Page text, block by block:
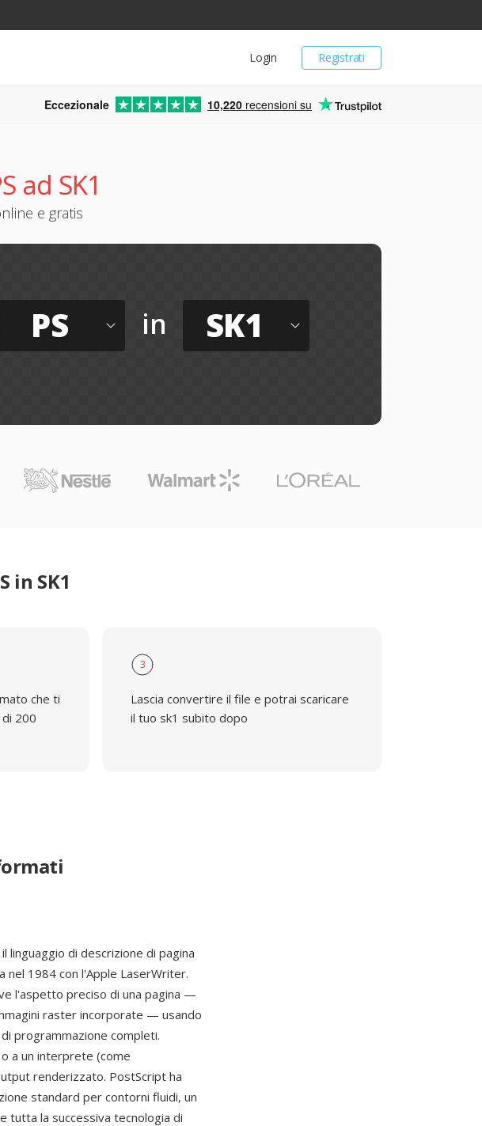
Registrati
Login
Eccezionale 10,220 recensioni su
ad SK1
e gratis
PS in SK1
in SK1
che ti
200
3
Lascia convertire il file e potrai scaricare
il tuo sk1 subito dopo
il linguaggio di descrizione di pagina
1984 con l'Apple LaserWriter.
l'aspetto preciso di una pagina —
raster incorporate — usando
programmazione completi.
a un interprete (come
renderizzato. PostScript ha
standard per contorni fluidi, un
tutta la successiva tecnologia di